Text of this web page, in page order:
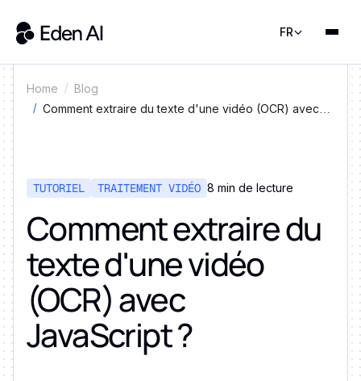
FR
Home
Blog
Comment extraire du texte d'une vidéo (OCR) avec
TUTORIEL TRAITEMENT VIDÉO 8 min de lecture
Comment extraire du
texte d'une vidéo
(OCR) avec
JavaScript ?